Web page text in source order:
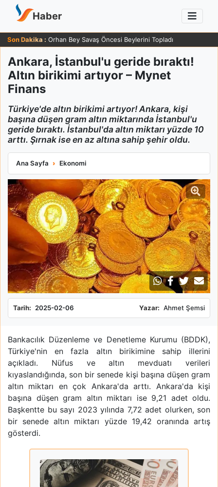
Haber
Son Dakika : Orhan Bey Savaş Öncesi Beylerini Topladı
Ankara, İstanbul'u geride bıraktı!
Altın birikimi artıyor – Mynet
Finans
Türkiye'de altın birikimi artıyor! Ankara, kişi
başına düşen gram altın miktarında İstanbul'u
geride bıraktı. İstanbul'da altın miktarı yüzde 10
arttı. Şırnak ise en az altına sahip şehir oldu.
Ana Sayfa Ekonomi
Ankara, İstanbul'u geride bıraktı! Altın birikimi artıyor – Mynet
Tarih: 2025-02-06 Yazar: Ahmet Şemsi
Bankacılık Düzenleme ve Denetleme Kurumu (BDDK),
Türkiye'nin en fazla altın birikimine sahip illerini
açıkladı. Nüfus ve altın mevduatı verileri
kıyaslandığında, son bir senede kişi başına düşen gram
altın miktarı en çok Ankara'da arttı. Ankara'da kişi
başına düşen gram altın miktarı ise 9,21 adet oldu.
Başkentte bu sayı 2023 yılında 7,72 adet olurken, son
bir senede altın miktarı yüzde 19,42 oranında artış
gösterdi.